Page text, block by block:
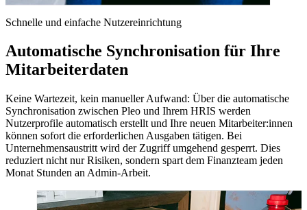
Schnelle und einfache Nutzereinrichtung
Automatische Synchronisation für Ihre
Mitarbeiterdaten
Keine Wartezeit, kein manueller Aufwand: Über die automatische
Synchronisation zwischen Pleo und Ihrem HRIS werden
Nutzerprofile automatisch erstellt und Ihre neuen Mitarbeiter:innen
können sofort die erforderlichen Ausgaben tätigen. Bei
Unternehmensaustritt wird der Zugriff umgehend gesperrt. Dies
reduziert nicht nur Risiken, sondern spart dem Finanzteam jeden
Monat Stunden an Admin-Arbeit.